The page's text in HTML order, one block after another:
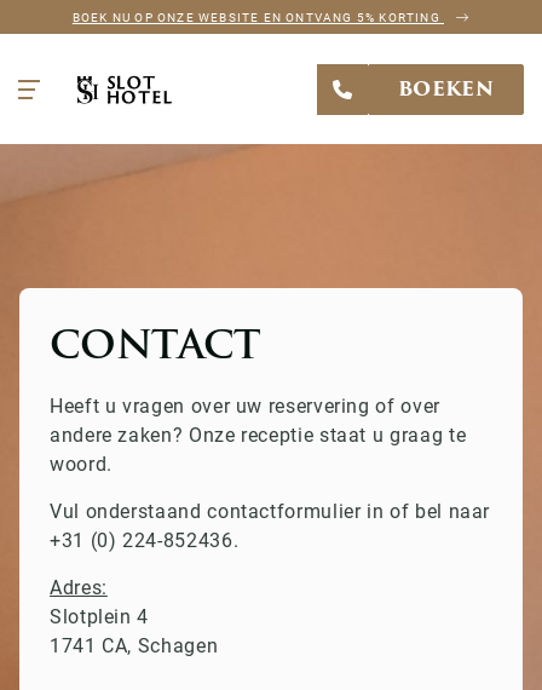
BOEK NU OP ONZE WEBSITE EN ONTVANG 5% KORTING
BOEKEN
CONTACT
Heeft u vragen over uw reservering of over
andere zaken? Onze receptie staat u graag te
woord.
Vul onderstaand contactformulier in of bel naar
+31 (0) 224-852436.
Adres:
Slotplein 4
1741 CA, Schagen